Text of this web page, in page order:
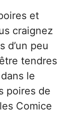
et
craignez
d’un peu
tendres
le
poires de
Comice